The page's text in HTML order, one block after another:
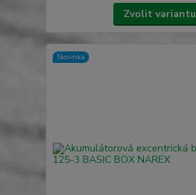
Zvolit variantu
Novinka